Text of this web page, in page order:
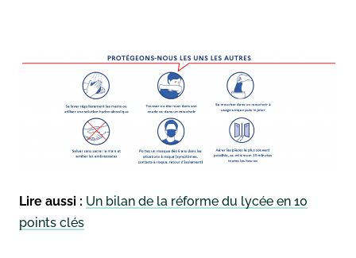
Lire aussi : Un bilan de la réforme du lycée en 10
points clés